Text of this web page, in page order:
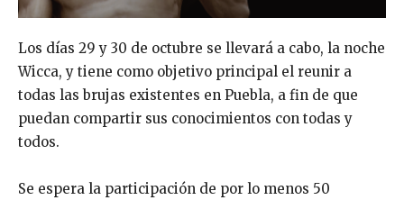
Los días 29 y 30 de octubre se llevará a cabo, la noche
Wicca, y tiene como objetivo principal el reunir a
todas las brujas existentes en Puebla, a fin de que
puedan compartir sus conocimientos con todas y
todos.
Se espera la participación de por lo menos 50